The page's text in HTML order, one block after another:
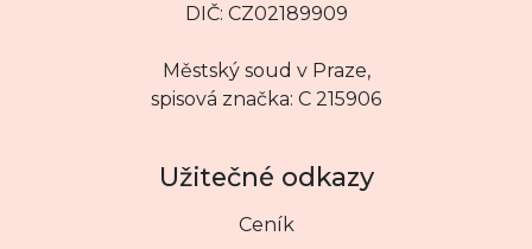
DIČ: CZ02189909
Městský soud v Praze,
spisová značka: C 215906
Užitečné odkazy
Ceník